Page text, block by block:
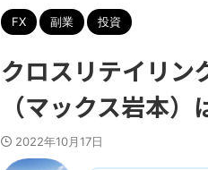
FX 副業 投資
クロスリテイリン
（マックス岩本）
2022年10月17日